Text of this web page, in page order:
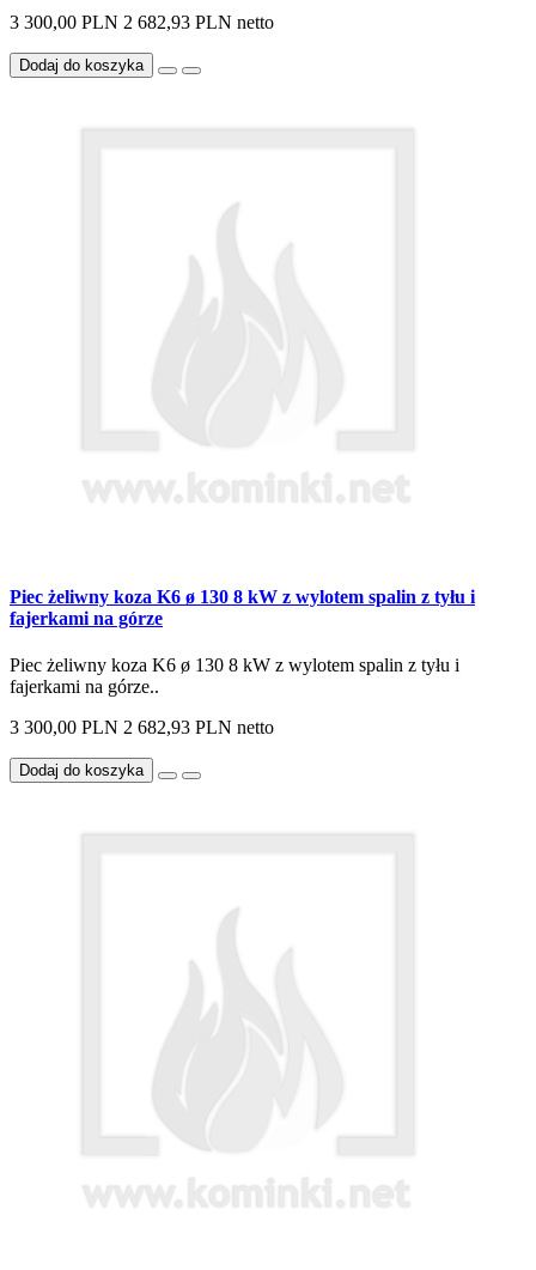
3 300,00 PLN 2 682,93 PLN netto
Dodaj do koszyka
Piec żeliwny koza K6 ø 130 8 kW z wylotem spalin z tyłu i
fajerkami na górze
Piec żeliwny koza K6 ø 130 8 kW z wylotem spalin z tyłu i
fajerkami na górze..
3 300,00 PLN 2 682,93 PLN netto
Dodaj do koszyka